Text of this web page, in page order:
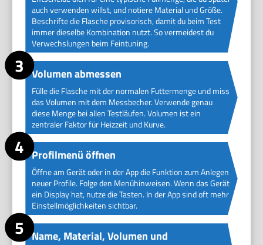
auch verwenden willst, und notiere Material und Größe.
Beschrifte die Flasche provisorisch, damit du beim Test
immer dieselbe Kombination nutzt. So vermeidest du
Verwechslungen beim Feintuning.
Volumen abmessen
Fülle die Flasche mit der normalen Futtermenge und miss
das Volumen mit dem Messbecher. Verwende genau
diese Menge bei allen Testläufen. Volumen ist ein
zentraler Faktor für Heizzeit und Kurve.
Profilmenü öffnen
Öffne am Gerät oder in der App die Funktion zum Anlegen
neuer Profile. Folge den Menühinweisen. Wenn das Gerät
ein Display hat, nutze die Tasten. In der App sind oft mehr
Einstellmöglichkeiten sichtbar.
Name, Material, Volumen und